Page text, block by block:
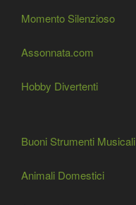
Momento Silenzioso
Assonnata.com
Hobby Divertenti
Buoni Strumenti Musicali
Animali Domestici